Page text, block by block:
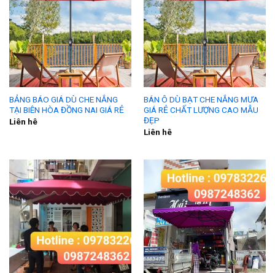
BẢNG BÁO GIÁ DÙ CHE NẮNG
TẠI BIÊN HÒA ĐỒNG NAI GIÁ RẺ
Liên hê
BÁN Ô DÙ BẠT CHE NẮNG MƯA
GIÁ RẺ CHẤT LƯỢNG CAO MẪU
ĐẸP
Liên hê